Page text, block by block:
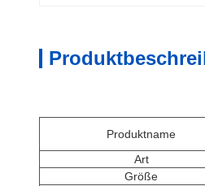
Produktname
Art
Größe